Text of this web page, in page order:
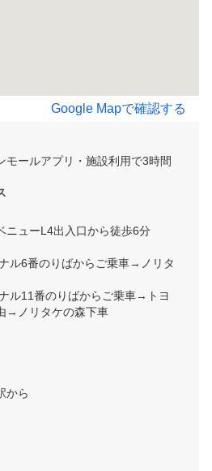
Google Mapで確認する
モールアプリ・施設利用で3時間
ニューL4出入口から徒歩6分
ル6番のりばからご乗車→ノリタ
ル11番のりばからご乗車→トヨ
→ノリタケの森下車
から